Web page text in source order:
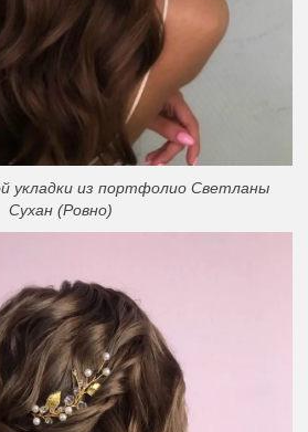
укладки из портфолио Светланы
Сухан (Ровно)